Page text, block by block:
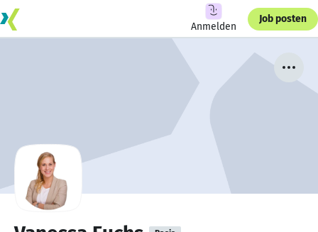
Anmelden
Job posten